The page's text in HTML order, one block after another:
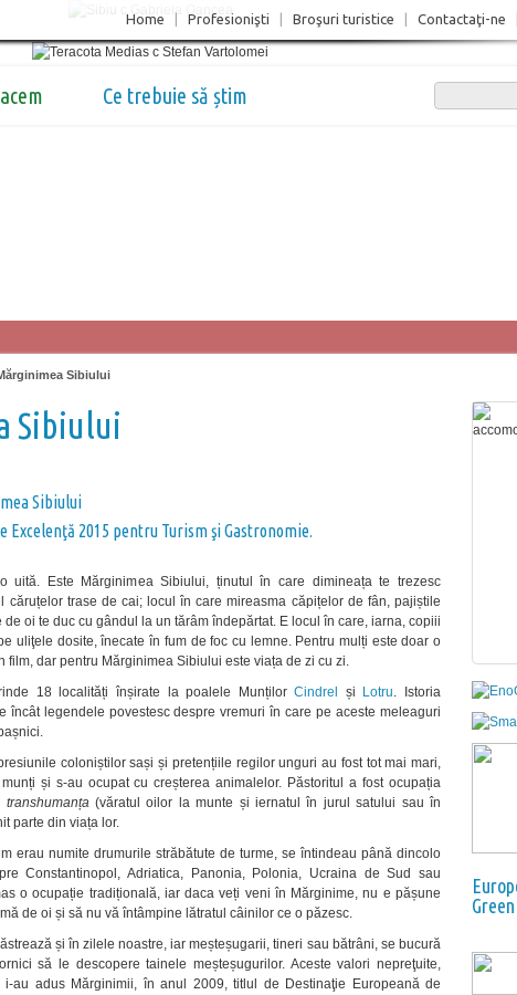
Home Profesionişti Broşuri turistice Contactaţi-ne
Ce trebuie să știm
Sibiului
Sibiului
Sibiului
Excelenţă 2015 pentru Turism şi Gastronomie.
uită. Este Mărginimea Sibiului, ținutul în care dimineața te trezesc
căruțelor trase de cai; locul în care mireasma căpițelor de fân, pajiștile
oi te duc cu gândul la un tărâm îndepărtat. E locul în care, iarna, copiii
uliţele dosite, înecate în fum de foc cu lemne. Pentru mulți este doar o
film, dar pentru Mărginimea Sibiului este viața de zi cu zi.
18 localități înșirate la poalele MunțilorCindrel și Lotru. Istoria
încât legendele povestesc despre vremuri în care pe aceste meleaguri
coloniștilor sași și pretențiile regilor unguri au fost tot mai mari,
și s-au ocupat cu creșterea animalelor. Păstoritul a fost ocupația
transhumanța(văratul oilor la munte și iernatul în jurul satului sau în
parte din viața lor.
erau numite drumurile străbătute de turme, se întindeau până dincolo
Constantinopol, Adriatica, Panonia, Polonia, Ucraina de Sud sau
o ocupație tradițională, iar daca veți veni în Mărginime, nu e pășune
de oi și să nu vă întâmpine lătratul câinilor ce o păzesc.
și în zilele noastre, iar meșteșugarii, tineri sau bătrâni, se bucură
să le descopere tainele meșteșugurilor. Aceste valori nepreţuite,
au adus Mărginimii, în anul 2009, titlul de Destinaţie Europeană de
Green